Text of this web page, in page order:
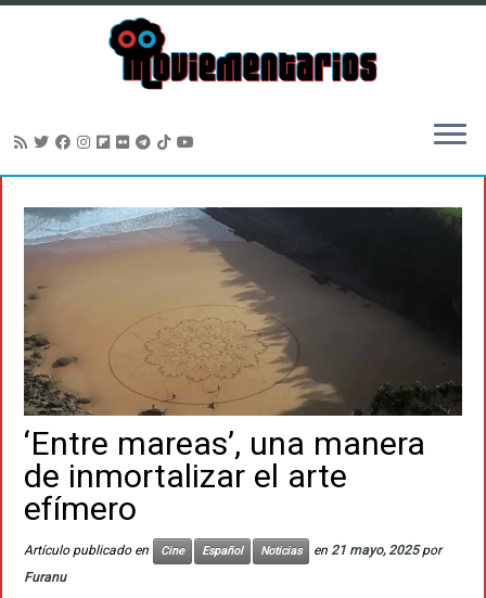
contenido
‘Entre mareas’, una manera
de inmortalizar el arte
efímero
Artículo publicado en Cine Español Noticias en 21 mayo, 2025 por
Furanu